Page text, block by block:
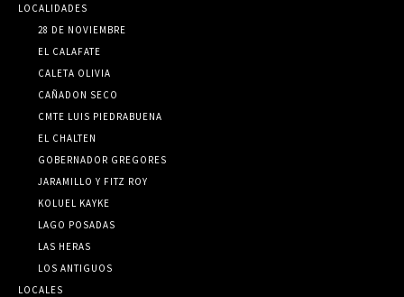
LOCALIDADES
28 DE NOVIEMBRE
EL CALAFATE
CALETA OLIVIA
CAÑADON SECO
CMTE LUIS PIEDRABUENA
EL CHALTEN
GOBERNADOR GREGORES
JARAMILLO Y FITZ ROY
KOLUEL KAYKE
LAGO POSADAS
LAS HERAS
LOS ANTIGUOS
LOCALES